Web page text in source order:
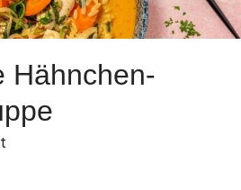
Hähnchen-